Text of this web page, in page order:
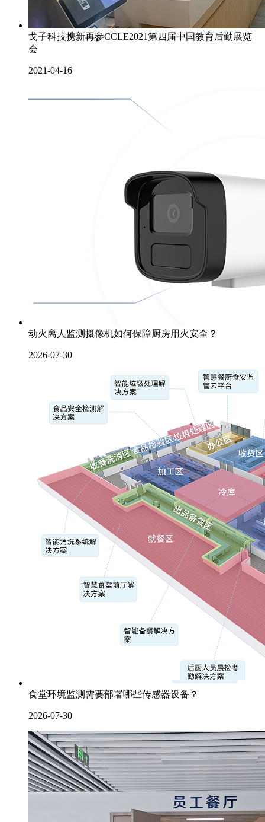
戈子科技携新再参CCLE2021第四届中国教育后勤展览
会
2021-04-16
动火离人监测摄像机如何保障厨房用火安全？
2026-07-30
食堂环境监测需要部署哪些传感器设备？
2026-07-30